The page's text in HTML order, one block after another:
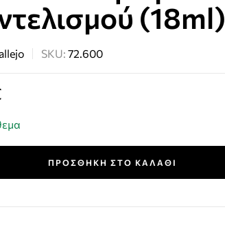
(18ml)
SKU: 72.600
ΠΡΟΣΘΉΚΗ ΣΤΟ ΚΑΛΆΘΙ